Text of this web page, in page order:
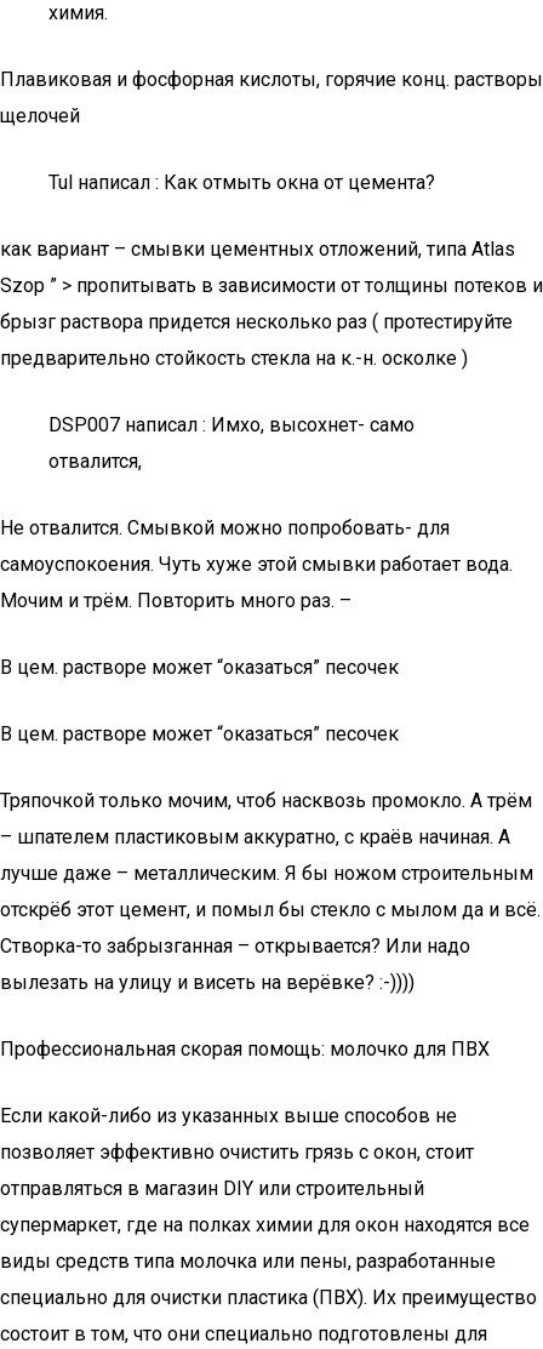
химия.
Плавиковая и фосфорная кислоты, горячие конц. растворы
щелочей
Tul написал : Как отмыть окна от цемента?
как вариант – смывки цементных отложений, типа Atlas
Szop ” > пропитывать в зависимости от толщины потеков и
брызг раствора придется несколько раз ( протестируйте
предварительно стойкость стекла на к.-н. осколке )
DSP007 написал : Имхо, высохнет- само
отвалится,
Не отвалится. Смывкой можно попробовать- для
самоуспокоения. Чуть хуже этой смывки работает вода.
Мочим и трём. Повторить много раз. –
В цем. растворе может “оказаться” песочек
В цем. растворе может “оказаться” песочек
Тряпочкой только мочим, чтоб насквозь промокло. А трём
– шпателем пластиковым аккуратно, с краёв начиная. А
лучше даже – металлическим. Я бы ножом строительным
отскрёб этот цемент, и помыл бы стекло с мылом да и всё.
Створка-то забрызганная – открывается? Или надо
вылезать на улицу и висеть на верёвке? :-))))
Профессиональная скорая помощь: молочко для ПВХ
Если какой-либо из указанных выше способов не
позволяет эффективно очистить грязь с окон, стоит
отправляться в магазин DIY или строительный
супермаркет, где на полках химии для окон находятся все
виды средств типа молочка или пены, разработанные
специально для очистки пластика (ПВХ). Их преимущество
состоит в том, что они специально подготовлены для